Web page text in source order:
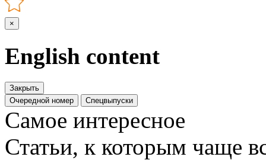
×
English content
Закрыть
Очередной номер
Спецвыпуски
Самое интересное
Статьи, к которым чаще